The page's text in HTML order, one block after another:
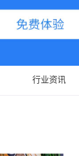
行业资讯